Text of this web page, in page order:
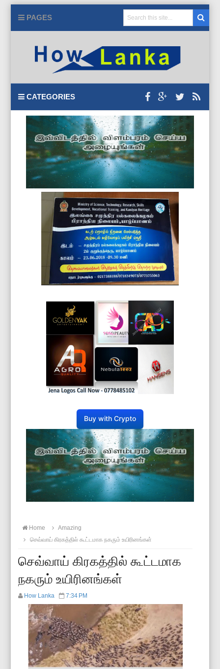
PAGES
CATEGORIES
Buy with Crypto
Home
Amazing
செவ்வாய் கிரகத்தில் கூட்டமாக நகரும் உயிரினங்கள்
செவ்வாய் கிரகத்தில் கூட்டமாக
நகரும் உயிரினங்கள்
How Lanka 7:34 PM